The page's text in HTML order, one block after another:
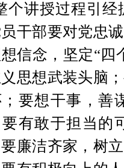
个讲授过程引
干部要对党忠
信念，坚定“四
思想武装头脑
要想干事，善
要有敢于担当的
廉洁齐家，树